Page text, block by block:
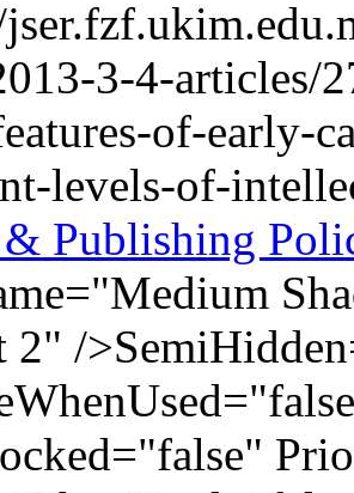
3-4-articles/
of-early-
levels-of-
Publishing
2" /